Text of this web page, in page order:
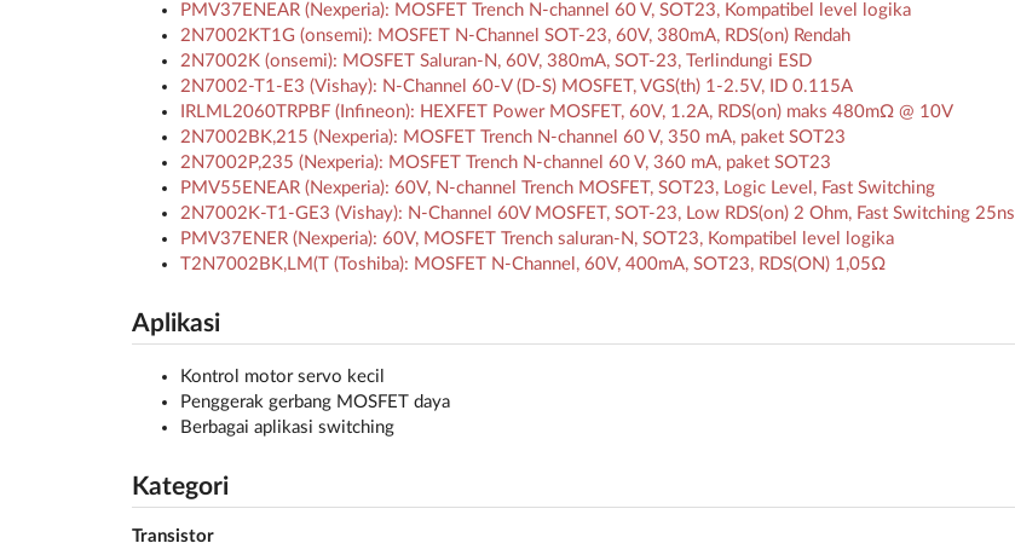
PMV37ENEAR (Nexperia): MOSFET Trench N-channel 60 V, SOT23, Kompatibel level logika
2N7002KT1G (onsemi): MOSFET N-Channel SOT-23, 60V, 380mA, RDS(on) Rendah
2N7002K (onsemi): MOSFET Saluran-N, 60V, 380mA, SOT-23, Terlindungi ESD
2N7002-T1-E3 (Vishay): N-Channel 60-V (D-S) MOSFET, VGS(th) 1-2.5V, ID 0.115A
IRLML2060TRPBF (Infineon): HEXFET Power MOSFET, 60V, 1.2A, RDS(on) maks 480mΩ @ 10V
2N7002BK,215 (Nexperia): MOSFET Trench N-channel 60 V, 350 mA, paket SOT23
2N7002P,235 (Nexperia): MOSFET Trench N-channel 60 V, 360 mA, paket SOT23
PMV55ENEAR (Nexperia): 60V, N-channel Trench MOSFET, SOT23, Logic Level, Fast Switching
2N7002K-T1-GE3 (Vishay): N-Channel 60V MOSFET, SOT-23, Low RDS(on) 2 Ohm, Fast Switching 25ns
PMV37ENER (Nexperia): 60V, MOSFET Trench saluran-N, SOT23, Kompatibel level logika
T2N7002BK,LM(T (Toshiba): MOSFET N-Channel, 60V, 400mA, SOT23, RDS(ON) 1,05Ω
Aplikasi
Kontrol motor servo kecil
Penggerak gerbang MOSFET daya
Berbagai aplikasi switching
Kategori
Transistor